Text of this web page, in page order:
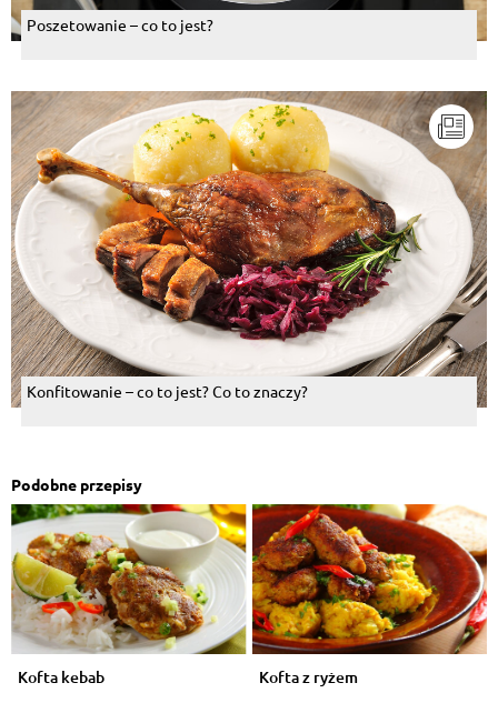
Poszetowanie – co to jest?
Konfitowanie – co to jest? Co to znaczy?
Podobne przepisy
Kofta kebab Kofta z ryżem